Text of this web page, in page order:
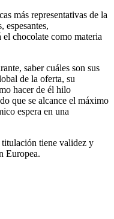
más representativas de la
espesantes,
chocolate como materia
saber cuáles son sus
de la oferta, su
hacer de él hilo
que se alcance el máximo
espera en una
tiene validez y
Europea.